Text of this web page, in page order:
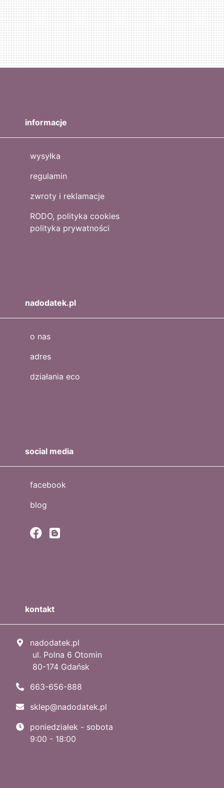
informacje
wysyłka
regulamin
zwroty i reklamacje
RODO, polityka cookies
polityka prywatności
nadodatek.pl
o nas
adres
działania eco
social media
facebook
blog
kontakt
nadodatek.pl
ul. Polna 6 Otomin
80-174 Gdańsk
663-656-888
sklep@nadodatek.pl
poniedziałek - sobota
9:00 - 18:00